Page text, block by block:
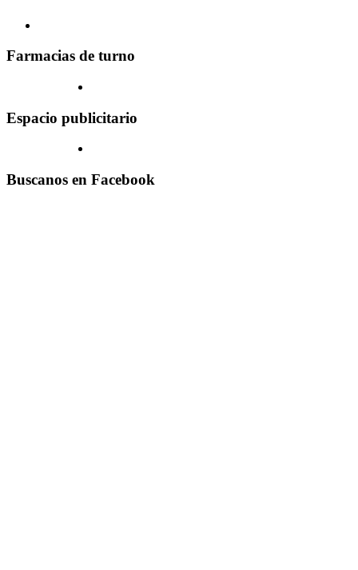
Farmacias de turno
Espacio publicitario
Buscanos en Facebook